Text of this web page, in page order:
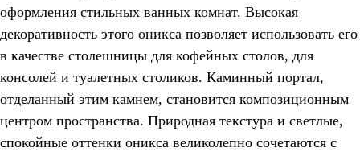
оформления стильных ванных комнат. Высокая
декоративность этого оникса позволяет использовать его
в качестве столешницы для кофейных столов, для
консолей и туалетных столиков. Каминный портал,
отделанный этим камнем, становится композиционным
центром пространства. Природная текстура и светлые,
спокойные оттенки оникса великолепно сочетаются с